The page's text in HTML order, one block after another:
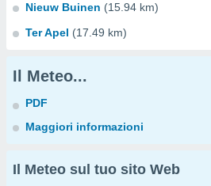
Nieuw Buinen (15.94 km)
Ter Apel (17.49 km)
Il Meteo...
PDF
Maggiori informazioni
Il Meteo sul tuo sito Web